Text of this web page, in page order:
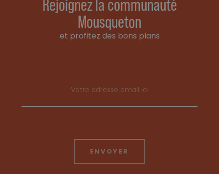
Rejoignez la communauté
Mousqueton
et profitez des bons plans